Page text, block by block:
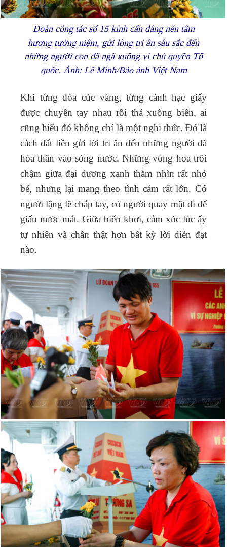
Đoàn công tác số 15 kính cẩn dâng nén tâm
hương tưởng niệm, gửi lòng tri ân sâu sắc đến
những người con đã ngã xuống vì chủ quyền Tổ
quốc. Ảnh: Lê Minh/Báo ảnh Việt Nam
Khi từng đóa cúc vàng, từng cánh hạc giấy
được chuyền tay nhau rồi thả xuống biển, ai
cũng hiểu đó không chỉ là một nghi thức. Đó là
cách đất liền gửi lời tri ân đến những người đã
hóa thân vào sóng nước. Những vòng hoa trôi
chậm giữa đại dương xanh thẳm nhìn rất nhỏ
bé, nhưng lại mang theo tình cảm rất lớn. Có
người lặng lẽ chắp tay, có người quay mặt đi để
giấu nước mắt. Giữa biển khơi, cảm xúc lúc ấy
tự nhiên và chân thật hơn bất kỳ lời diễn đạt
nào.